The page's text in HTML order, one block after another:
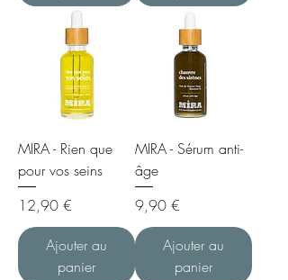
MIRA - Rien que
pour vos seins
Prix
12,90 €
Ajouter au
panier
MIRA - Sérum anti-
âge
Prix
9,90 €
Ajouter au
panier